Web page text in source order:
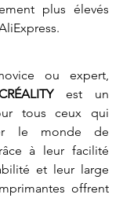
plus élevés
ou expert,
est un
tous ceux qui
le monde de
à leur facilité
et leur large
offrent